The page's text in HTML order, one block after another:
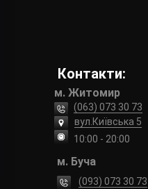
Контакти:
м. Житомир
вул.Київська 5
10:00 - 20:00
(063) 073 30 73
м. Буча
(093) 073 30 73